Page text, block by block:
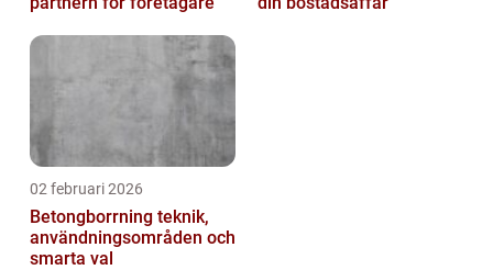
02 februari 2026
Betongborrning teknik,
användningsområden och
smarta val